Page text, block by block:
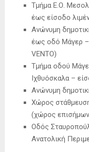
Τμήμα Ε.Ο.
έως είσοδο
Ανώνυμη
έως οδό Μάγερ –
VENTO)
Τμήμα οδού
Ιχθυόσκαλα –
Ανώνυμη
Χώρος
(χώρος
Οδός
Ανατολική